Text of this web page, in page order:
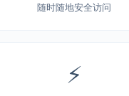
随时随地安全访问
⚡